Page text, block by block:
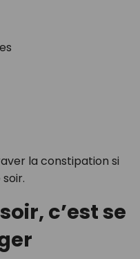
la constipation si
c’est se